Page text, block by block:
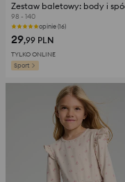
98 - 140
opinie (16)
29,99 PLN
TYLKO ONLINE
Sport